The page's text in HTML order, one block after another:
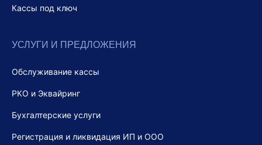
Кассы под ключ
УСЛУГИ И ПРЕДЛОЖЕНИЯ
Обслуживание кассы
РКО и Эквайринг
Бухгалтерские услуги
Регистрация и ликвидация ИП и ООО